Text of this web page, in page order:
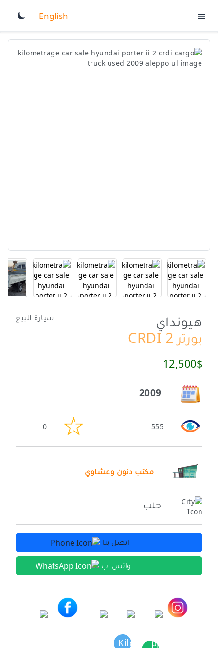
English
هيونداي سيارة للبيع
بورتر 2 CRDI
12,500$
2009
555
0
مكتب دنون وعشاوي
حلب
اتصل بنا
واتس اب